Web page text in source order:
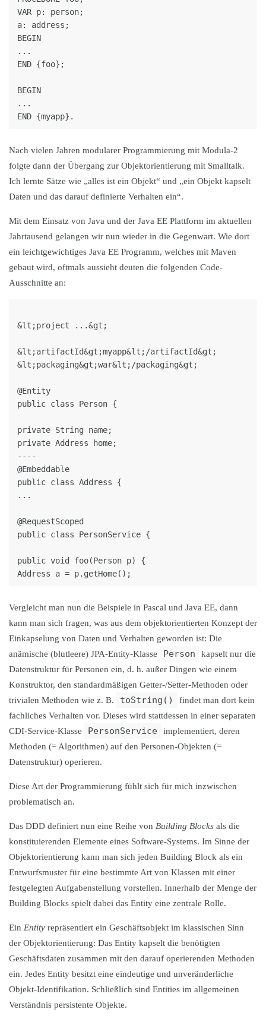
VAR p: person;
a: address;
BEGIN
...
END {foo};
BEGIN
...
Nach vielen Jahren modularer Programmierung mit Modula-2
folgte dann der Übergang zur Objektorientierung mit Smalltalk.
Ich lernte Sätze wie „alles ist ein Objekt“ und „ein Objekt kapselt
Daten und das darauf definierte Verhalten ein“.
Mit dem Einsatz von Java und der Java EE Plattform im aktuellen
Jahrtausend gelangen wir nun wieder in die Gegenwart. Wie dort
ein leichtgewichtiges Java EE Programm, welches mit Maven
gebaut wird, oftmals aussieht deuten die folgenden Code-
Ausschnitte an:
&lt;project ...&gt;
&lt;artifactId&gt;myapp&lt;/artifactId&gt;
&lt;packaging&gt;war&lt;/packaging&gt;
@Entity
public class Person {
private String name;
private Address home;
----
@Embeddable
public class Address {
...
@RequestScoped
public class PersonService {
public void foo(Person p) {
Vergleicht man nun die Beispiele in Pascal und Java EE, dann
kann man sich fragen, was aus dem objektorientierten Konzept der
Einkapselung von Daten und Verhalten geworden ist: Die
anämische (blutleere) JPA-Entity-Klasse
Person
kapselt nur die
Datenstruktur für Personen ein, d. h. außer Dingen wie einem
Konstruktor, den standardmäßigen Getter-/Setter-Methoden oder
trivialen Methoden wie z. B.
toString()
findet man dort kein
fachliches Verhalten vor. Dieses wird stattdessen in einer separaten
CDI-Service-Klasse
PersonService
implementiert, deren
Methoden (= Algorithmen) auf den Personen-Objekten (=
Datenstruktur) operieren.
Diese Art der Programmierung fühlt sich für mich inzwischen
problematisch an.
Das DDD definiert nun eine Reihe von Building Blocks als die
konstituierenden Elemente eines Software-Systems. Im Sinne der
Objektorientierung kann man sich jeden Building Block als ein
Entwurfsmuster für eine bestimmte Art von Klassen mit einer
festgelegten Aufgabenstellung vorstellen. Innerhalb der Menge der
Building Blocks spielt dabei das Entity eine zentrale Rolle.
Ein Entity repräsentiert ein Geschäftsobjekt im klassischen Sinn
der Objektorientierung: Das Entity kapselt die benötigten
Geschäftsdaten zusammen mit den darauf operierenden Methoden
ein. Jedes Entity besitzt eine eindeutige und unveränderliche
Objekt-Identifikation. Schließlich sind Entities im allgemeinen
Verständnis persistente Objekte.